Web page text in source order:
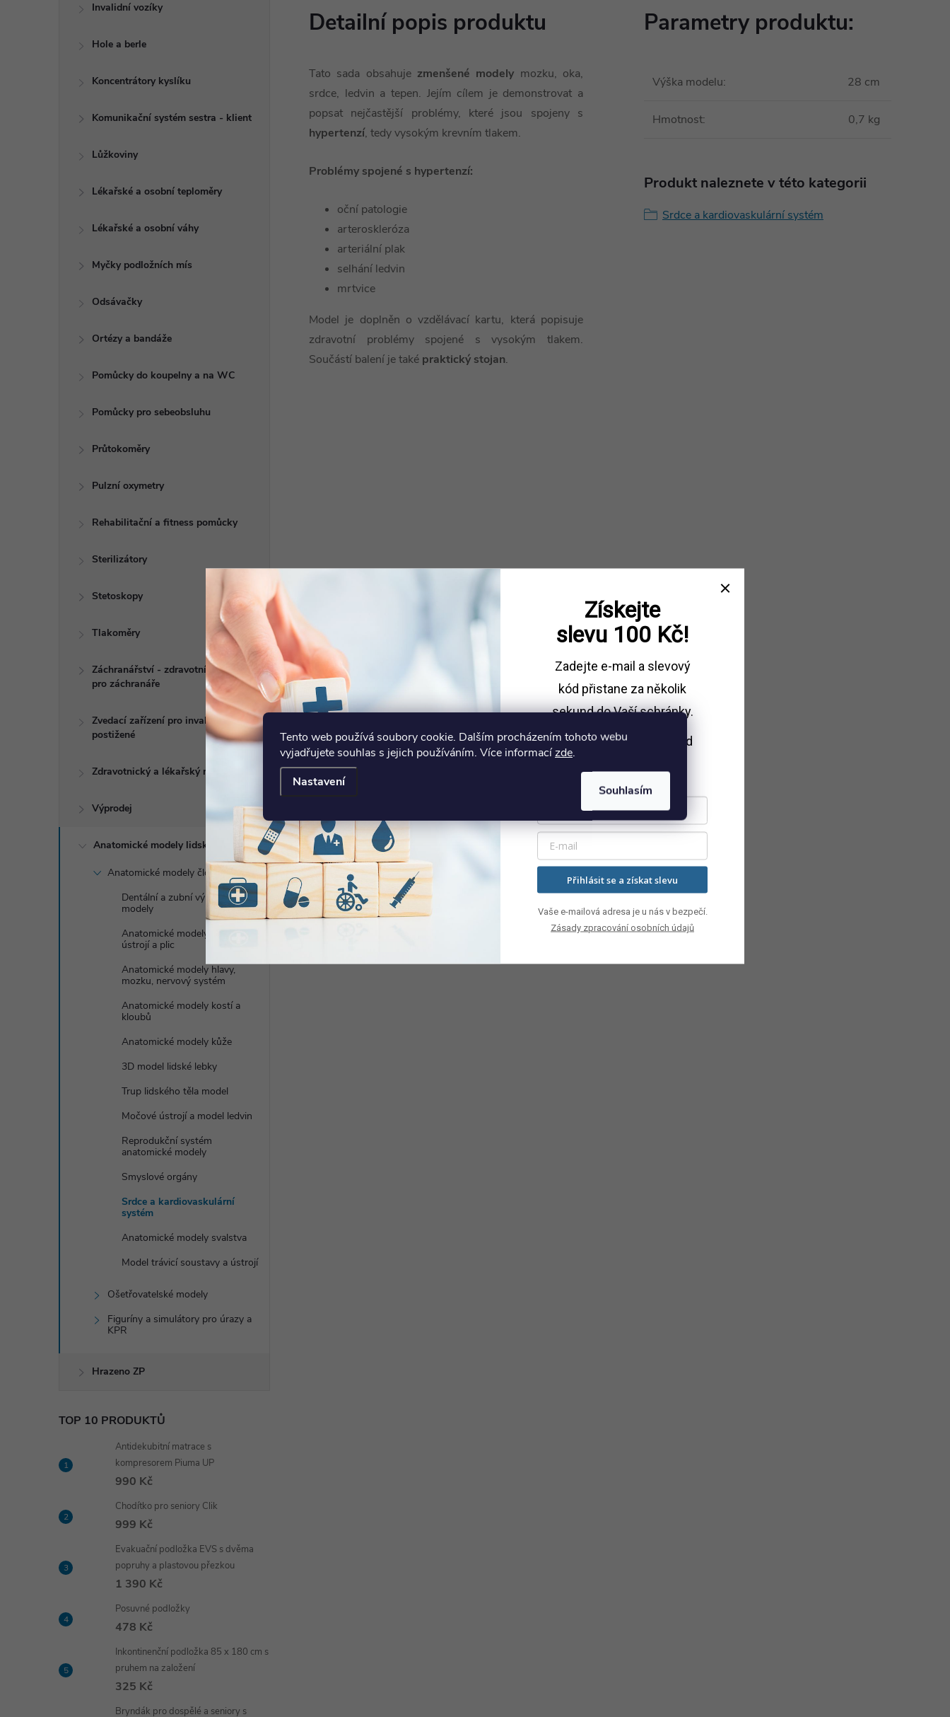
Tento web používá soubory cookie. Dalším procházením tohoto webu
vyjadřujete souhlas s jejich používáním. Více informacízde.
Nastavení
Souhlasím
Invalidní vozíky
Hole a berle
Koncentrátory kyslíku
Komunikační systém sestra - klient
Lůžkoviny
Lékařské a osobní teploměry
Lékařské a osobní váhy
Myčky podložních mís
Odsávačky
Ortézy a bandáže
Pomůcky do koupelny a na WC
Pomůcky pro sebeobsluhu
Průtokoměry
Pulzní oxymetry
Rehabilitační a fitness pomůcky
Sterilizátory
Stetoskopy
Tlakoměry
Záchranářství - zdravotní potřeby
pro záchranáře
Zvedací zařízení pro invalidy a
postižené
Zdravotnický a lékařský nábytek
Výprodej
Anatomické modely lidského těla
Anatomické modely člověka
Dentální a zubní výukové
modely
Anatomické modely dýchací
ústrojí a plic
Anatomické modely hlavy,
mozku, nervový systém
Anatomické modely kostí a
kloubů
Anatomické modely kůže
3D model lidské lebky
Trup lidského těla model
Močové ústrojí a model ledvin
Reprodukční systém
anatomické modely
Smyslové orgány
Srdce a kardiovaskulární
systém
Anatomické modely svalstva
Model trávicí soustavy a ústrojí
Ošetřovatelské modely
Figuríny a simulátory pro úrazy a
KPR
Hrazeno ZP
TOP 10 PRODUKTŮ
Antidekubitní matrace s
kompresorem Piuma UP
990 Kč
Chodítko pro seniory Clik
999 Kč
Evakuační podložka EVS s dvěma
popruhy a plastovou přezkou
1 390 Kč
Posuvné podložky
478 Kč
Inkontinenční podložka 85 x 180 cm s
pruhem na založení
325 Kč
Bryndák pro dospělé a seniory s
Detailní popis produktu
Tato sada obsahuje zmenšené modely mozku, oka,
srdce, ledvin a tepen. Jejím cílem je demonstrovat a
popsat nejčastější problémy, které jsou spojeny s
hypertenzí, tedy vysokým krevním tlakem.
Problémy spojené s hypertenzí:
oční patologie
arteroskleróza
arteriální plak
selhání ledvin
mrtvice
Model je doplněn o vzdělávací kartu, která popisuje
zdravotní problémy spojené s vysokým tlakem.
Součástí balení je také praktický stojan.
Parametry produktu:
Výška modelu: 28 cm
Hmotnost: 0,7 kg
Produkt naleznete v této kategorii
Srdce a kardiovaskulární systém
Získejte
slevu 100 Kč!
Zadejte e-mail a slevový
kód přistane za několik
sekund do Vaší schránky.
Sleva platí při nákupu
nad
Přihlásit se a získat slevu
Vaše e-mailová adresa je u nás v bezpečí.
Zásady zpracování osobních údajů